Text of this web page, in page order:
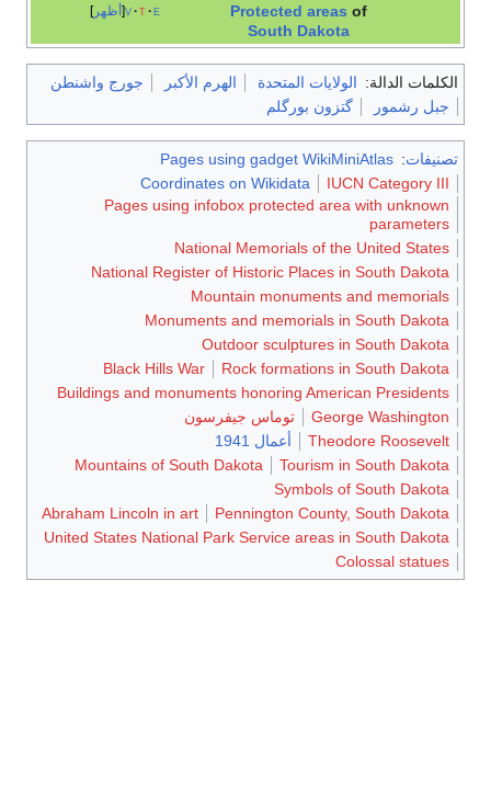
أظهر v t e Protected areas of
South Dakota
الكلمات الدالة: الولايات المتحدة الهرم الأكبر
جورج واشنطن
جبل رشمور
گتزون بورگلم
تصنيفات:
Pages using gadget WikiMiniAtlas
IUCN Category III
Coordinates on Wikidata
Pages using infobox protected area with unknown
parameters
National Memorials of the United States
National Register of Historic Places in South Dakota
Mountain monuments and memorials
Monuments and memorials in South Dakota
Outdoor sculptures in South Dakota
Rock formations in South Dakota
Black Hills War
Buildings and monuments honoring American Presidents
George Washington
توماس جيفرسون
Theodore Roosevelt
أعمال 1941
Tourism in South Dakota
Mountains of South Dakota
Symbols of South Dakota
Pennington County, South Dakota
Abraham Lincoln in art
United States National Park Service areas in South Dakota
Colossal statues